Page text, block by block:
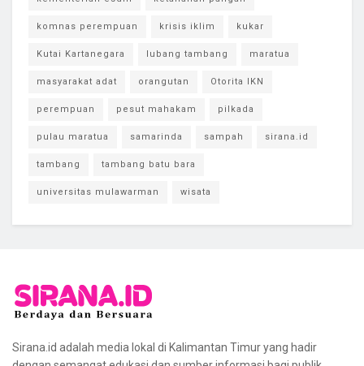
komnas perempuan krisis iklim kukar
Kutai Kartanegara lubang tambang maratua
masyarakat adat orangutan Otorita IKN
perempuan pesut mahakam pilkada
pulau maratua samarinda sampah sirana.id
tambang tambang batu bara
universitas mulawarman wisata
Sirana.id adalah media lokal di Kalimantan Timur yang hadir